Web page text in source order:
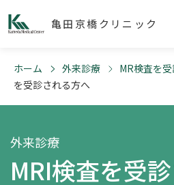
亀田京橋クリニック
ホーム 外来診療 MR検査を
を受診される方へ
外来診療
MRI検査を受